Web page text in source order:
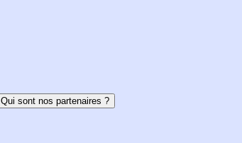
Qui sont nos partenaires ?